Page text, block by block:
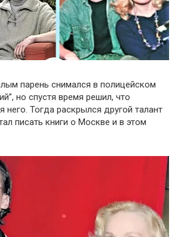
парень снимался в полицейском
но спустя время решил, что
него. Тогда раскрылся другой талант
писать книги о Москве и в этом